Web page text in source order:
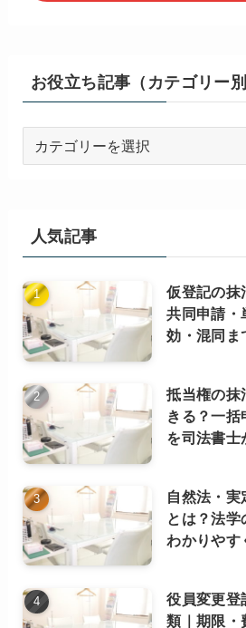
お役立ち記事（カテゴリー別
テ
ゴ
リ
ー
別）
人気記事
仮登記の抹
共同申請・
効・混同ま
抵当権の抹
きる？一括
を司法書士
自然法・実
とは？法学
わかりやす
役員変更登
類｜期限・